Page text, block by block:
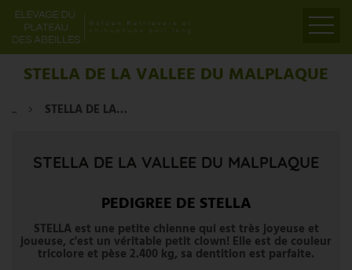
ACCUEIL
LIENS
PARTENAIRES
VIDÉOS
CONTACT
STELLA DE LA VALLEE DU MALPLAQUE
... STELLA DE LA VALLEE DU MALPLAQUE
STELLA DE LA VALLEE DU MALPLAQUE
PEDIGREE DE STELLA
STELLA est une petite chienne qui est très joyeuse et
joueuse, c'est un véritable petit clown! Elle est de couleur
tricolore et pèse 2.400 kg, sa dentition est parfaite.